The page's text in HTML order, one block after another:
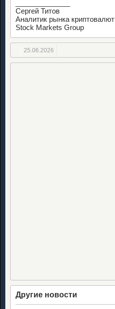
Сергей Титов
Аналитик рынка криптовалют
Stock Markets Group
25.06.2026
Другие новости